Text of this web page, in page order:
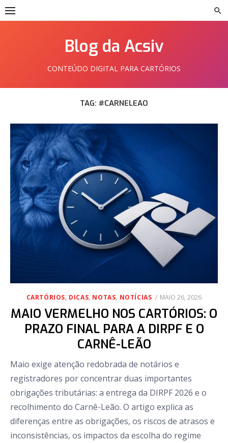
Skip
to
Blog da Acsiv
CONTEÚDO DIGITAL PARA CARTÓRIOS
TAG: #CARNELEAO
CARTÓRIOS, DICAS, NOTAS, NOTÍCIAS
POSTED
MAIO 26, 2026
MAIO VERMELHO NOS CARTÓRIOS: O
PRAZO FINAL PARA A DIRPF E O
CARNÊ-LEÃO
Maio exige atenção redobrada de notários e
registradores por concentrar duas importantes
obrigações tributárias: a entrega da DIRPF 2026 e o
recolhimento do Carnê-Leão. O artigo explica as
diferenças entre as obrigações, os riscos de atrasos e
inconsistências, os impactos da escolha do regime